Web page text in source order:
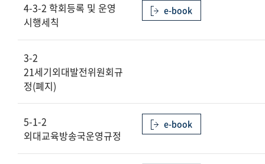
4-3-2 학회등록 및 운영
시행세칙
e-book
3-2
21세기외대발전위원회규
정(폐지)
5-1-2
외대교육방송국운영규정
e-book